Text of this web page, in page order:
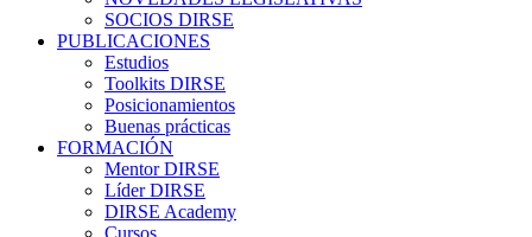
SOCIOS DIRSE
PUBLICACIONES
Estudios
Toolkits DIRSE
Posicionamientos
Buenas prácticas
FORMACIÓN
Mentor DIRSE
Líder DIRSE
DIRSE Academy
Cursos